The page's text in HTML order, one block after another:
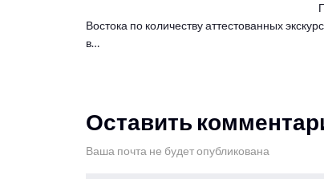
Востока по количеству аттестованных
в…
Оставить
Ваша почта не будет опубликована